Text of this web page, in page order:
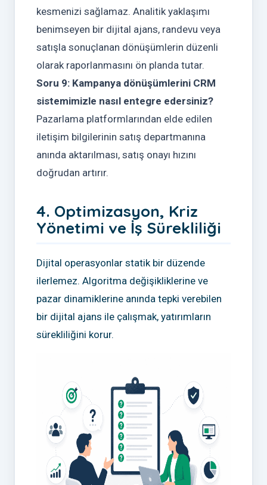
kesmenizi sağlamaz. Analitik yaklaşımı
benimseyen bir dijital ajans, randevu veya
satışla sonuçlanan dönüşümlerin düzenli
olarak raporlanmasını ön planda tutar.
Soru 9: Kampanya dönüşümlerini CRM
sistemimizle nasıl entegre edersiniz?
Pazarlama platformlarından elde edilen
iletişim bilgilerinin satış departmanına
anında aktarılması, satış onayı hızını
doğrudan artırır.
4. Optimizasyon, Kriz
Yönetimi ve İş Sürekliliği
Dijital operasyonlar statik bir düzende
ilerlemez. Algoritma değişikliklerine ve
pazar dinamiklerine anında tepki verebilen
bir dijital ajans ile çalışmak, yatırımların
sürekliliğini korur.